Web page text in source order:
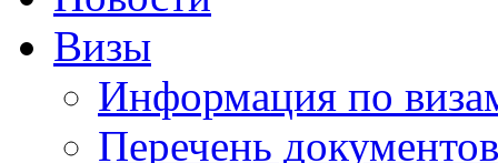
Визы
Информация по
Перечень